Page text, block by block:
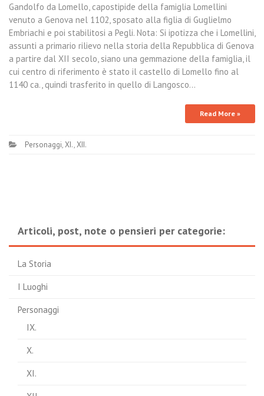
Gandolfo da Lomello, capostipide della famiglia Lomellini
venuto a Genova nel 1102, sposato alla figlia di Guglielmo
Embriachi e poi stabilitosi a Pegli. Nota: Si ipotizza che i Lomellini,
assunti a primario rilievo nella storia della Repubblica di Genova
a partire dal XII secolo, siano una gemmazione della famiglia, il
cui centro di riferimento è stato il castello di Lomello fino al
1140 ca., quindi trasferito in quello di Langosco…
Read More »
Personaggi,XI.,XII.
Articoli, post, note o pensieri per categorie:
La Storia
I Luoghi
Personaggi
IX.
X.
XI.